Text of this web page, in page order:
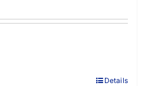
Details